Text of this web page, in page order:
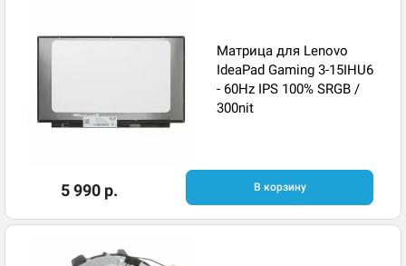
Матрица для Lenovo
IdeaPad Gaming 3-15IHU6
- 60Hz IPS 100% SRGB /
300nit
5 990 р. В корзину